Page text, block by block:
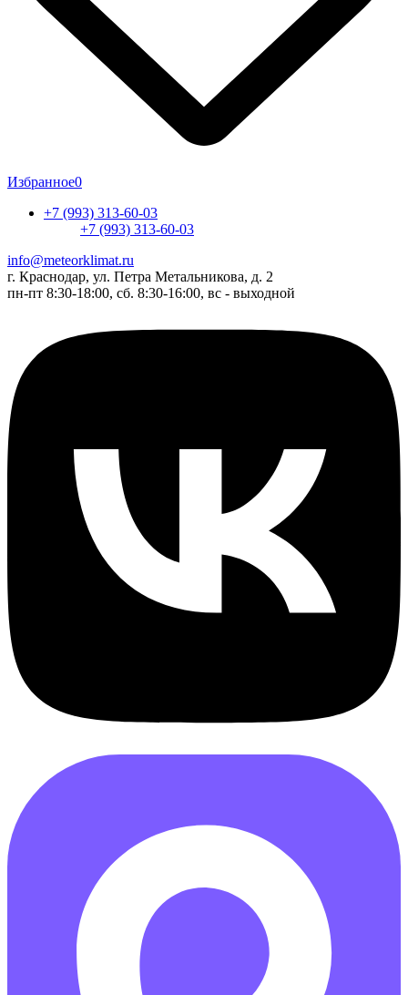
Избранное0
+7 (993) 313-60-03
+7 (993) 313-60-03
info@meteorklimat.ru
г. Краснодар, ул. Петра Метальникова, д. 2
пн-пт 8:30-18:00, сб. 8:30-16:00, вс - выходной